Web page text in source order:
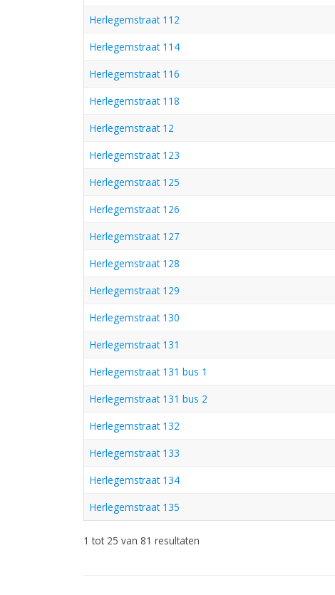
Herlegemstraat 112
Herlegemstraat 114
Herlegemstraat 116
Herlegemstraat 118
Herlegemstraat 12
Herlegemstraat 123
Herlegemstraat 125
Herlegemstraat 126
Herlegemstraat 127
Herlegemstraat 128
Herlegemstraat 129
Herlegemstraat 130
Herlegemstraat 131
Herlegemstraat 131 bus 1
Herlegemstraat 131 bus 2
Herlegemstraat 132
Herlegemstraat 133
Herlegemstraat 134
Herlegemstraat 135
1 tot 25 van 81 resultaten